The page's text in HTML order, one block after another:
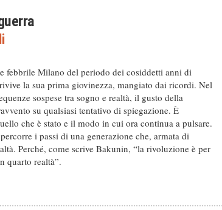
febbrile Milano del periodo dei cosiddetti anni di
la sua prima giovinezza, mangiato dai ricordi. Nel
sospese tra sogno e realtà, il gusto della
su qualsiasi tentativo di spiegazione. È
che è stato e il modo in cui ora continua a pulsare.
i passi di una generazione che, armata di
Perché, come scrive Bakunin, “la rivoluzione è per
quarto realtà”.